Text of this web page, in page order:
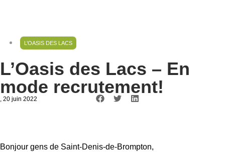
L’OASIS DES LACS
L’Oasis des Lacs – En
mode recrutement!
, 20 juin 2022
Bonjour gens de Saint-Denis-de-Brompton,